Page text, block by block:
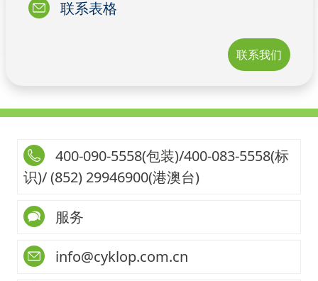
联系表格
联系我们
400-090-5558(包装)/400-083-5558(标
识)/ (852) 29946900(港澳台)
服务
info@cyklop.com.cn